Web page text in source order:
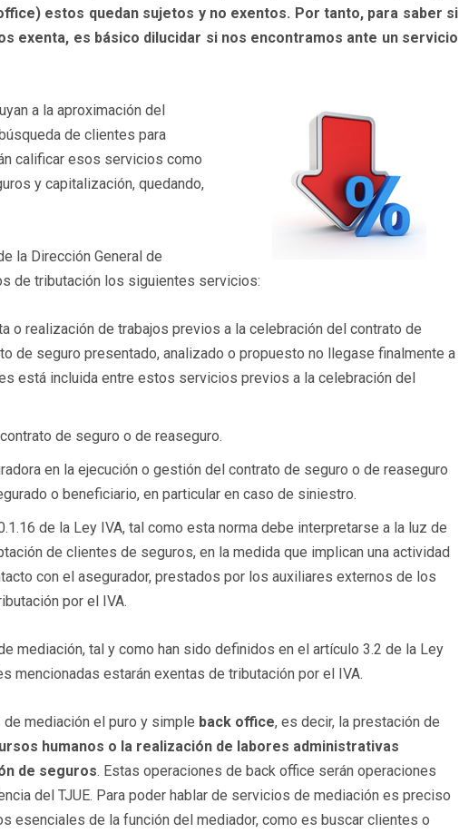
estos quedan sujetos y no exentos. Por tanto, para saber si
exenta, es básico dilucidar si nos encontramos ante un servicio
a la aproximación del
de clientes para
calificar esos servicios como
y capitalización, quedando,
la Dirección General de
de tributación los siguientes servicios:
o realización de trabajos previos a la celebración del contrato de
de seguro presentado, analizado o propuesto no llegase finalmente a
está incluida entre estos servicios previos a la celebración del
de seguro o de reaseguro.
en la ejecución o gestión del contrato de seguro o de reaseguro
o beneficiario, en particular en caso de siniestro.
de la Ley IVA, tal como esta norma debe interpretarse a la luz de
de clientes de seguros, en la medida que implican una actividad
con el asegurador, prestados por los auxiliares externos de los
por el IVA.
mediación, tal y como han sido definidos en el artículo 3.2 de la Ley
estarán exentas de tributación por el IVA.
mediación el puro y simple back office, es decir, la prestación de
humanos o la realización de labores administrativas
de seguros. Estas operaciones de back office serán operaciones
del TJUE. Para poder hablar de servicios de mediación es preciso
esenciales de la función del mediador, como es buscar clientes o